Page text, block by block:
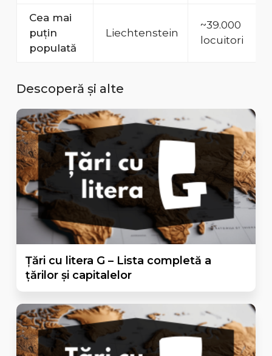
Cea mai
puțin
populată
Liechtenstein
~39.000
locuitori
Descoperă și alte
Țări cu litera G – Lista completă a
țărilor și capitalelor